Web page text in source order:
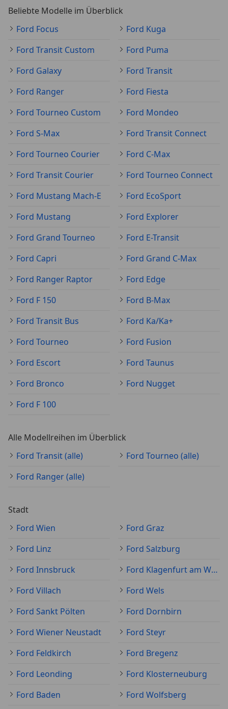
Beliebte Modelle im Überblick
Ford Focus
Ford Kuga
Ford Transit Custom
Ford Puma
Ford Galaxy
Ford Transit
Ford Ranger
Ford Fiesta
Ford Tourneo Custom
Ford Mondeo
Ford S-Max
Ford Transit Connect
Ford Tourneo Courier
Ford C-Max
Ford Transit Courier
Ford Tourneo Connect
Ford Mustang Mach-E
Ford EcoSport
Ford Mustang
Ford Explorer
Ford Grand Tourneo
Ford E-Transit
Ford Capri
Ford Grand C-Max
Ford Ranger Raptor
Ford Edge
Ford F 150
Ford B-Max
Ford Transit Bus
Ford Ka/Ka+
Ford Tourneo
Ford Fusion
Ford Escort
Ford Taunus
Ford Bronco
Ford Nugget
Ford F 100
Alle Modellreihen im Überblick
Ford Transit (alle)
Ford Tourneo (alle)
Ford Ranger (alle)
Stadt
Ford Wien
Ford Graz
Ford Linz
Ford Salzburg
Ford Innsbruck
Ford Klagenfurt am Wörthersee
Ford Villach
Ford Wels
Ford Sankt Pölten
Ford Dornbirn
Ford Wiener Neustadt
Ford Steyr
Ford Feldkirch
Ford Bregenz
Ford Leonding
Ford Klosterneuburg
Ford Baden
Ford Wolfsberg